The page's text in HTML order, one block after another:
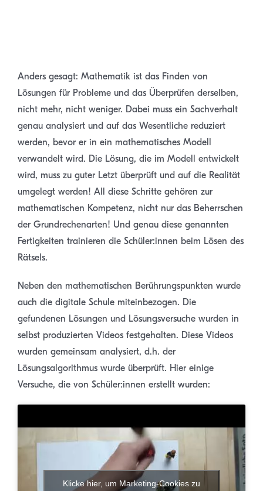
Anders gesagt: Mathematik ist das Finden von
Lösungen für Probleme und das Überprüfen derselben,
nicht mehr, nicht weniger. Dabei muss ein Sachverhalt
genau analysiert und auf das Wesentliche reduziert
werden, bevor er in ein mathematisches Modell
verwandelt wird. Die Lösung, die im Modell entwickelt
wird, muss zu guter Letzt überprüft und auf die Realität
umgelegt werden! All diese Schritte gehören zur
mathematischen Kompetenz, nicht nur das Beherrschen
der Grundrechenarten! Und genau diese genannten
Fertigkeiten trainieren die Schüler:innen beim Lösen des
Rätsels.
Neben den mathematischen Berührungspunkten wurde
auch die digitale Schule miteinbezogen. Die
gefundenen Lösungen und Lösungsversuche wurden in
selbst produzierten Videos festgehalten. Diese Videos
wurden gemeinsam analysiert, d.h. der
Lösungsalgorithmus wurde überprüft. Hier einige
Versuche, die von Schüler:innen erstellt wurden:
Klicke hier, um Marketing-Cookies zu